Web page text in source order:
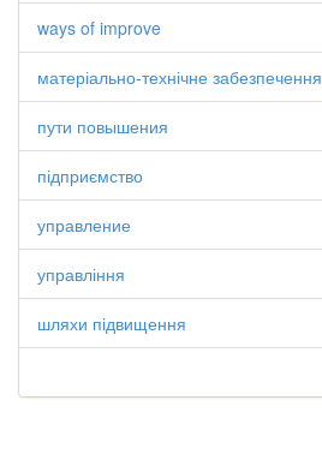
ways of improve
матеріально-технічне забезпечення
пути повышения
підприємство
управление
управління
шляхи підвищення